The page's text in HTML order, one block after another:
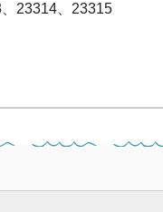
23314、23315